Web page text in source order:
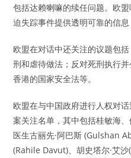
包括达赖喇嘛的续任问题。欧
迫失踪事件提供透明可靠的信息
欧盟在对话中还关注的议题包
刑和虐待做法；反对死刑执行
香港的国家安全法等。
欧盟在与中国政府进行人权对
案关注名单，其中包括桂敏海
医生古丽先·阿巴斯 (Gulshan
(Rahile Davut)、胡史塔尔·艾